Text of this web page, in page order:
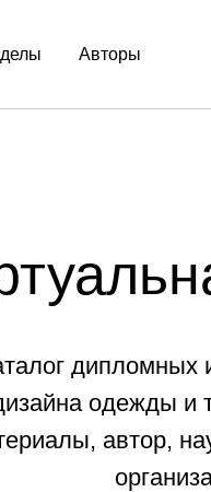
Авторы
дипломных
одежды и
автор,